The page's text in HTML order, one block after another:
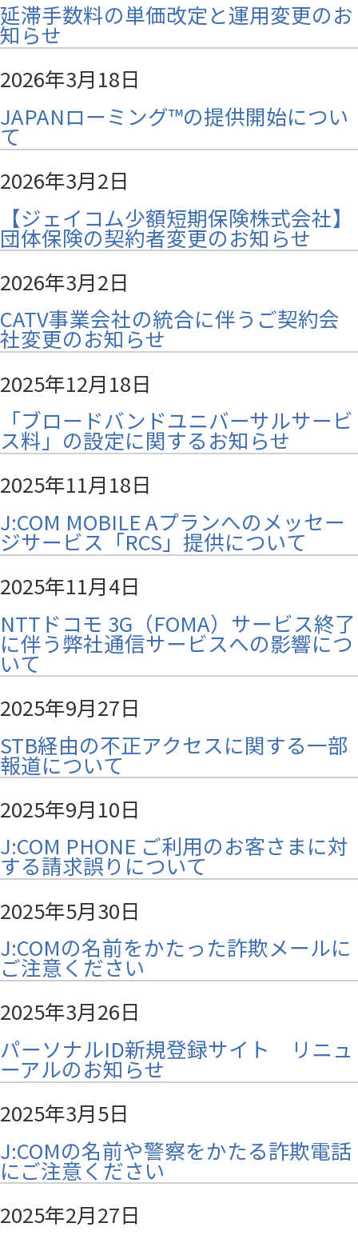
延滞手数料の単価改定と運用変更のお
知らせ
2026年3月18日
JAPANローミング™の提供開始につい
て
2026年3月2日
【ジェイコム少額短期保険株式会社】
団体保険の契約者変更のお知らせ
2026年3月2日
CATV事業会社の統合に伴うご契約会
社変更のお知らせ
2025年12月18日
「ブロードバンドユニバーサルサービ
ス料」の設定に関するお知らせ
2025年11月18日
J:COM MOBILE Aプランへのメッセー
ジサービス「RCS」提供について
2025年11月4日
NTTドコモ 3G（FOMA）サービス終了
に伴う弊社通信サービスへの影響につ
いて
2025年9月27日
STB経由の不正アクセスに関する一部
報道について
2025年9月10日
J:COM PHONE ご利用のお客さまに対
する請求誤りについて
2025年5月30日
J:COMの名前をかたった詐欺メールに
ご注意ください
2025年3月26日
パーソナルID新規登録サイト リニュ
ーアルのお知らせ
2025年3月5日
J:COMの名前や警察をかたる詐欺電話
にご注意ください
2025年2月27日